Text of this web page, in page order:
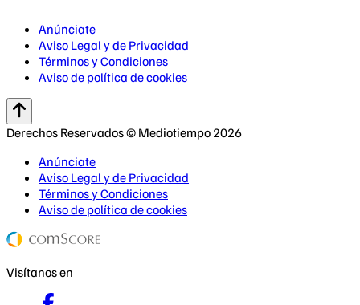
Anúnciate
Aviso Legal y de Privacidad
Términos y Condiciones
Aviso de política de cookies
Derechos Reservados © Mediotiempo 2026
Anúnciate
Aviso Legal y de Privacidad
Términos y Condiciones
Aviso de política de cookies
Visítanos en